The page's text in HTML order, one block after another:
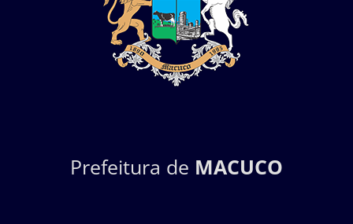
Prefeitura de MACUCO